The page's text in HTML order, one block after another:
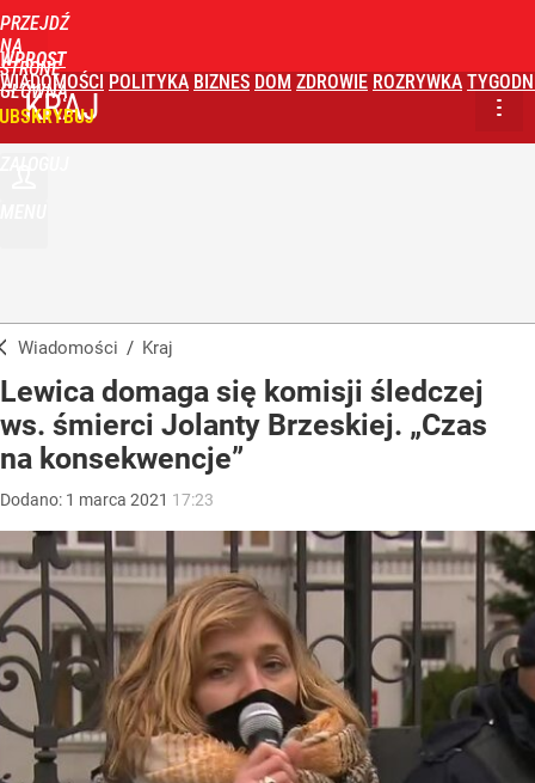
PRZEJDŹ
NA
STRONĘ
GŁÓWNĄ
WPROST
WIADOMOŚCI POLITYKA BIZNES DOM ZDROWIE ROZRYWKA
KRAJ
Wiadomości / Kraj
Lewica domaga się komisji śledczej
ws. śmierci Jolanty Brzeskiej. „Czas
na konsekwencje”
Dodano: 1 marca 2021 17:23